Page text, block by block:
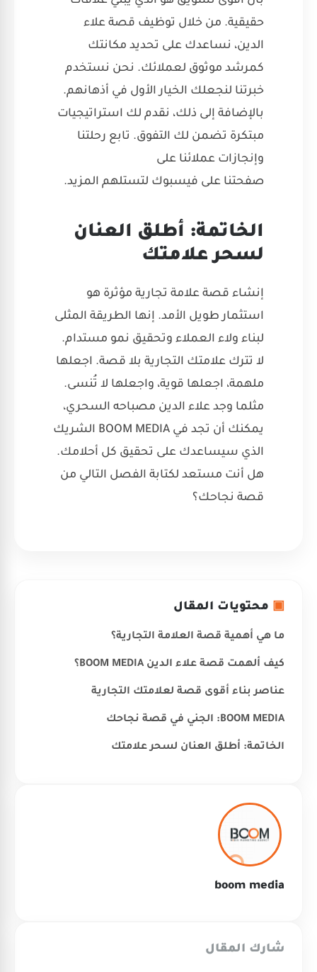
حقيقية. من خلال توظيف قصة علاء
الدين، نساعدك على تحديد مكانتك
كمرشد موثوق لعملائك. نحن نستخدم
خبرتنا لنجعلك الخيار الأول في أذهانهم.
بالإضافة إلى ذلك، نقدم لك استراتيجيات
مبتكرة تضمن لك التفوق. تابع رحلتنا
وإنجازات عملائنا على
صفحتنا على فيسبوك لتستلهم المزيد.
الخاتمة: أطلق العنان
لسحر علامتك
إنشاء قصة علامة تجارية مؤثرة هو
استثمار طويل الأمد. إنها الطريقة المثلى
لبناء ولاء العملاء وتحقيق نمو مستدام.
لا تترك علامتك التجارية بلا قصة. اجعلها
ملهمة، اجعلها قوية، واجعلها لا تُنسى.
مثلما وجد علاء الدين مصباحه السحري،
يمكنك أن تجد في BOOM MEDIA الشريك
الذي سيساعدك على تحقيق كل أحلامك.
هل أنت مستعد لكتابة الفصل التالي من
قصة نجاحك؟
▣ محتويات المقال
ما هي أهمية قصة العلامة التجارية؟
كيف ألهمت قصة علاء الدين BOOM MEDIA؟
عناصر بناء أقوى قصة لعلامتك التجارية
BOOM MEDIA: الجني في قصة نجاحك
الخاتمة: أطلق العنان لسحر علامتك
boom media
شارك المقال